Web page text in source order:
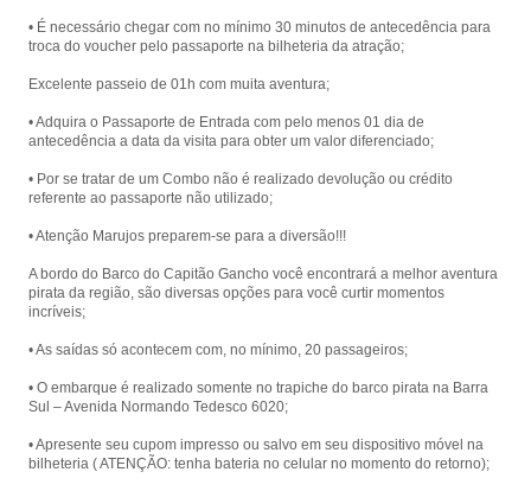
• É necessário chegar com no mínimo 30 minutos de antecedência para
troca do voucher pelo passaporte na bilheteria da atração;
Excelente passeio de 01h com muita aventura;
• Adquira o Passaporte de Entrada com pelo menos 01 dia de
antecedência a data da visita para obter um valor diferenciado;
• Por se tratar de um Combo não é realizado devolução ou crédito
referente ao passaporte não utilizado;
• Atenção Marujos preparem-se para a diversão!!!
A bordo do Barco do Capitão Gancho você encontrará a melhor aventura
pirata da região, são diversas opções para você curtir momentos
incríveis;
• As saídas só acontecem com, no mínimo, 20 passageiros;
• O embarque é realizado somente no trapiche do barco pirata na Barra
Sul – Avenida Normando Tedesco 6020;
• Apresente seu cupom impresso ou salvo em seu dispositivo móvel na
bilheteria ( ATENÇÃO: tenha bateria no celular no momento do retorno);